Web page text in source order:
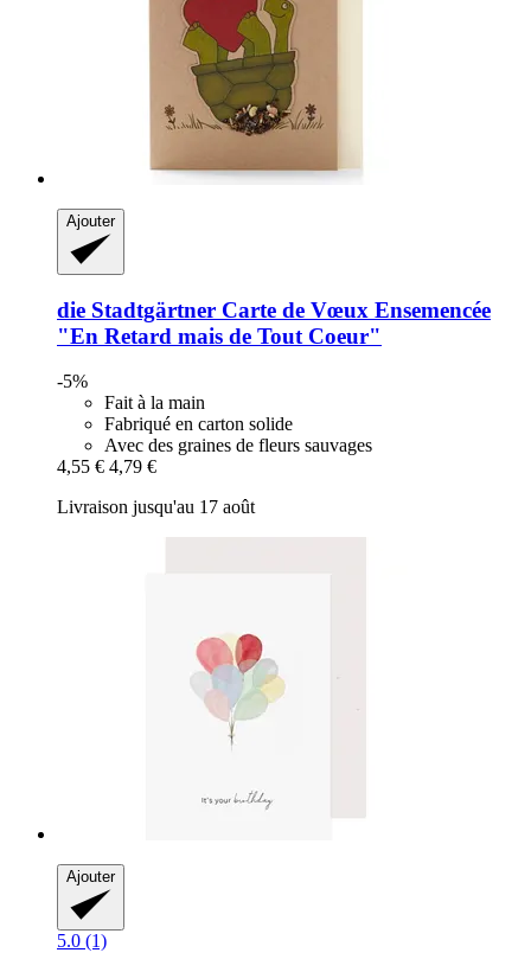
Ajouter
die Stadtgärtner Carte de Vœux Ensemencée
"En Retard mais de Tout Coeur"
-5%
Fait à la main
Fabriqué en carton solide
Avec des graines de fleurs sauvages
4,55 € 4,79 €
Livraison jusqu'au 17 août
Ajouter
5.0 (1)